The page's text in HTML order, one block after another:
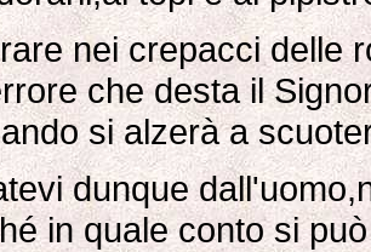
nei crepacci delle
che desta il
si alzerà a
dunque
in quale conto si